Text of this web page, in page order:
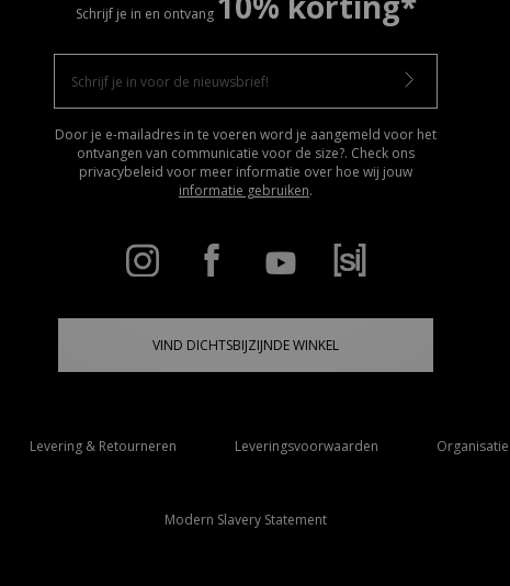
Schrijf je in en ontvang
Door je e-mailadres in te voeren word je aangemeld voor het
ontvangen van communicatie voor de size?. Check ons
privacybeleid voor meer informatie over hoe wij jouw
informatie gebruiken.
VIND DICHTSBIJZIJNDE WINKEL
Levering & Retourneren Leveringsvoorwaarden Organisatie
Modern Slavery Statement